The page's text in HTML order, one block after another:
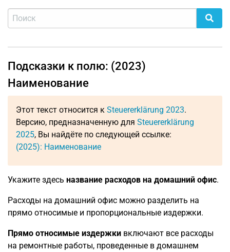
Подсказки к полю: (2023)
Наименование
Этот текст относится к Steuererklärung 2023.
Версию, предназначенную для Steuererklärung
2025, Вы найдёте по следующей ссылке:
(2025): Наименование
Укажите здесь название расходов на домашний офис.
Расходы на домашний офис можно разделить на
прямо относимые и пропорциональные издержки.
Прямо относимые издержки включают все расходы
на ремонтные работы, проведенные в домашнем